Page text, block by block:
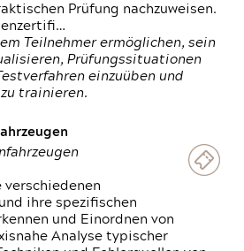
Prüfung nachzuweisen.
Teilnehmer ermöglichen, sein
Prüfungssituationen
einzuüben und
trainieren.
verschiedenen
ihre spezifischen
und Einordnen von
Analyse typischer